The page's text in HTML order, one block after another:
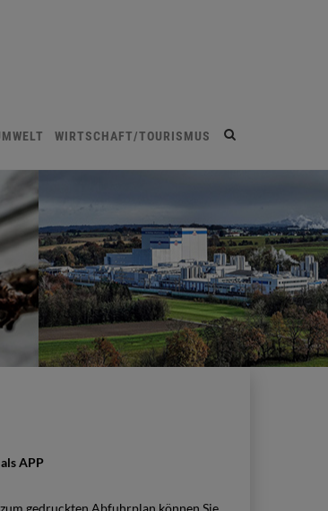
Site
toggle
WIRTSCHAFT/TOURISMUS
APP
gedruckten Abfuhrplan können Sie